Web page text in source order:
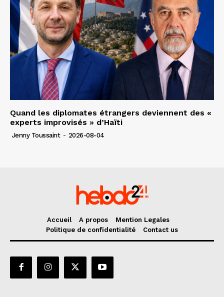
Quand les diplomates étrangers deviennent des «
experts improvisés » d’Haïti
Jenny Toussaint - 2026-08-04
Accueil A propos
Mention Legales
Politique de confidentialité
Contact us